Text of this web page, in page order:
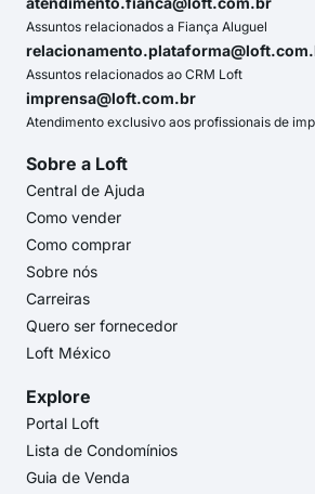
Assuntos relacionados a Fiança Aluguel
Assuntos relacionados ao CRM Loft
imprensa@loft.com.br
Atendimento exclusivo aos profissionais de
Sobre a Loft
Central de Ajuda
Como vender
Como comprar
Sobre nós
Carreiras
Quero ser fornecedor
Loft México
Explore
Portal Loft
Lista de Condomínios
Guia de Venda